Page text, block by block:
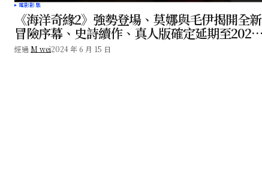
電影影集
《海洋奇緣2》強勢登場、莫娜與毛伊揭開全新
冒險序幕、史詩續作、真人版確定延期至2026
暑假！
經過 M wei2024 年 6 月 15 日